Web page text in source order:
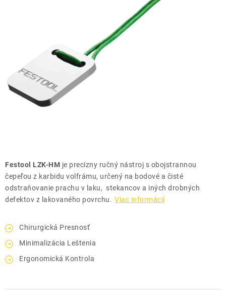
ČISTENIE A ÚDRŽBA LODÍ
ZNAČKY
Festool LZK-HM je precízny ručný nástroj s obojstrannou
čepeľou z karbidu volfrámu, určený na bodové a čisté
odstraňovanie prachu v laku, stekancov a iných drobných
defektov z lakovaného povrchu. Viac informácií
Chirurgická Presnosť
Minimalizácia Leštenia
Ergonomická Kontrola